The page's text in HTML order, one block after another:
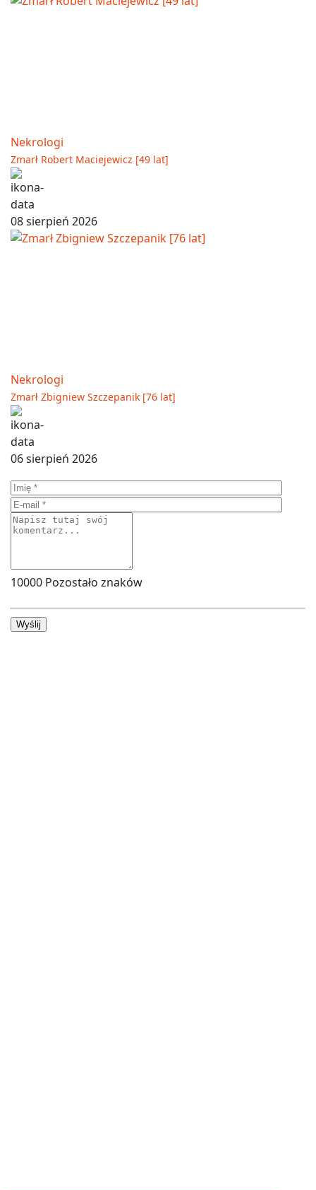
Nekrologi
Zmarł Robert Maciejewicz [49 lat]
08 sierpień 2026
Nekrologi
Zmarł Zbigniew Szczepanik [76 lat]
06 sierpień 2026
10000 Pozostało znaków
Wyślij